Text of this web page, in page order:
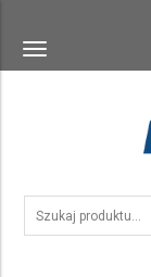
Toggle
navigation